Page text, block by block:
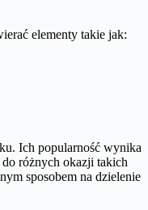
elementy takie jak:
Ich popularność wynika
różnych okazji takich
sposobem na dzielenie